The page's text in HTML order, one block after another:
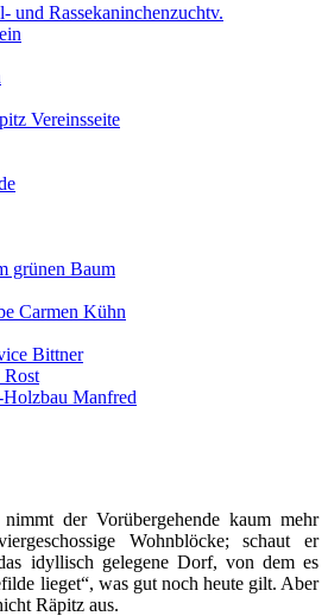
und Rassekaninchenzuchtv.
Vereinsseite
grünen Baum
Carmen Kühn
Bittner
Holzbau Manfred
der Vorübergehende kaum mehr
Wohnblöcke; schaut er
idyllisch gelegene Dorf, von dem es
lieget“, was gut noch heute gilt. Aber
Räpitz aus.